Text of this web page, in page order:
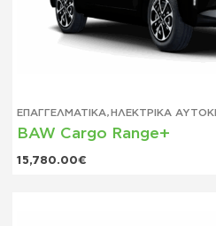
ΕΠΑΓΓΕΛΜΑΤΙΚΆ,ΗΛΕΚΤΡΙΚΆ
BAW Cargo Range+
15,780.00€